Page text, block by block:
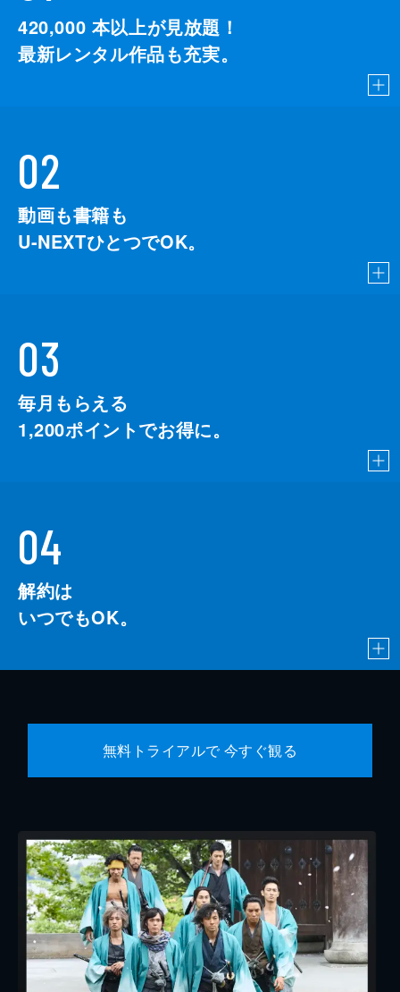
420,000 本以上が見放題！
最新レンタル作品も充実。
02
動画も書籍も
U-NEXTひとつでOK。
03
毎月もらえる
1,200ポイントでお得に。
04
解約は
いつでもOK。
無料トライアルで 今すぐ観る